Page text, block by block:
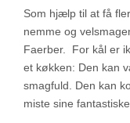
Som hjælp til at få
nemme og
Faerber. For kål er
et køkken: Den kan
smagfuld. Den kan
miste sine